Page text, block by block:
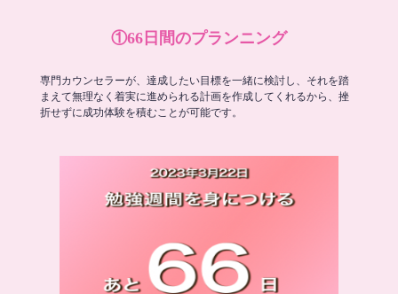
①66日間のプランニング
専門カウンセラーが、達成したい目標を一緒に検討し、それを踏
まえて無理なく着実に進められる計画を作成してくれるから、挫
折せずに成功体験を積むことが可能です。